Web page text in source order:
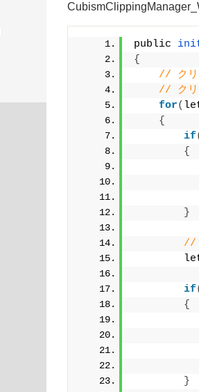
public
{
// クリ
// クリ
for(
{
if
{
}
//
if
{
}